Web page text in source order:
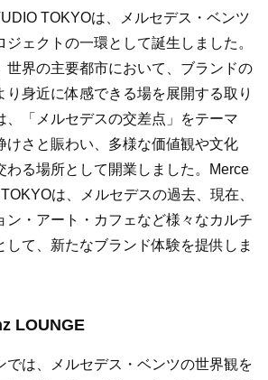
TOKYOは、メルセデス・ベンツ
ェクトの一環として誕生しました。
世界の主要都市において、ブランドの
り身近に体感できる場を展開する取り
、「メルセデスの交差点」をテーマ
けさと賑わい、多様な価値観や文化
わる場所として開業しました。Merce
は、メルセデスの過去、現在、
ン・アート・カフェなど様々なカルチ
して、新たなブランド体験を提供しま
LOUNGE
では、メルセデス・ベンツの世界観を